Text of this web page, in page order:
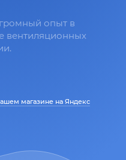
опыт в
вентиляционных
магазине на Яндекс